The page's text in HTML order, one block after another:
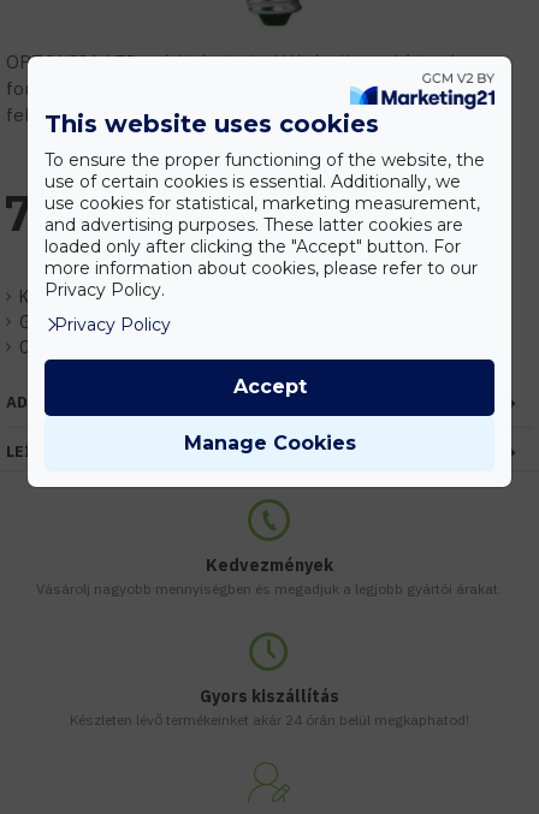
OPTONICA LED gyári képviselet! Vásárolj megbízható
forrásból! Szakmai támogatás, tervezés, gyári garanciális
feltételek.
Készlet:Raktáron
Gyártó:Optonica
Cikkszám:
756 Ft
ADATOK
LEÍRÁS
Kedvezmények
Vásárolj nagyobb mennyiségben és megadjuk a legjobb gyártói árakat.
Gyors kiszállítás
Készleten lévő termékeinket akár 24 órán belül megkaphatod!
This website uses cookies
To ensure the proper functioning of the website, the
use of certain cookies is essential. Additionally, we
use cookies for statistical, marketing measurement,
and advertising purposes. These latter cookies are
loaded only after clicking the "Accept" button. For
more information about cookies, please refer to our
Privacy Policy.
Privacy Policy
Manage Cookies
Accept